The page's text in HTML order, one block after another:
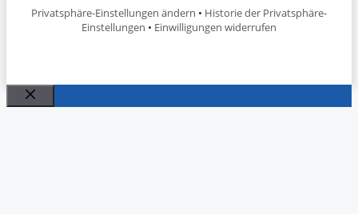
Privatsphäre-Einstellungen ändern • Historie der Privatsphäre-
Einstellungen • Einwilligungen widerrufen
Schließen